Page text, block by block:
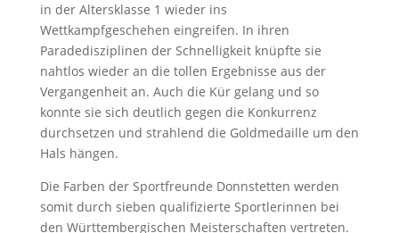
in der Altersklasse 1 wieder ins
Wettkampfgeschehen eingreifen. In ihren
Paradedisziplinen der Schnelligkeit knüpfte sie
nahtlos wieder an die tollen Ergebnisse aus der
Vergangenheit an. Auch die Kür gelang und so
konnte sie sich deutlich gegen die Konkurrenz
durchsetzen und strahlend die Goldmedaille um den
Hals hängen.
Die Farben der Sportfreunde Donnstetten werden
somit durch sieben qualifizierte Sportlerinnen bei
den Württembergischen Meisterschaften vertreten.